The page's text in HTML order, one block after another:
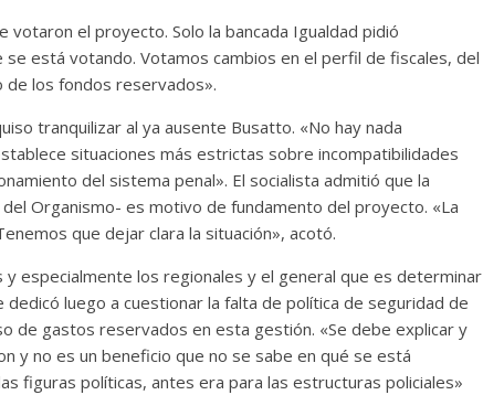
el proyecto. Solo la bancada Igualdad pidió
está votando. Votamos cambios en el perfil de fiscales, del
los fondos reservados».
tranquilizar al ya ausente Busatto. «No hay nada
situaciones más estrictas sobre incompatibilidades
del sistema penal». El socialista admitió que la
Organismo- es motivo de fundamento del proyecto. «La
que dejar clara la situación», acotó.
especialmente los regionales y el general que es determinar
luego a cuestionar la falta de política de seguridad de
de gastos reservados en esta gestión. «Se debe explicar y
y no es un beneficio que no se sabe en qué se está
figuras políticas, antes era para las estructuras policiales»